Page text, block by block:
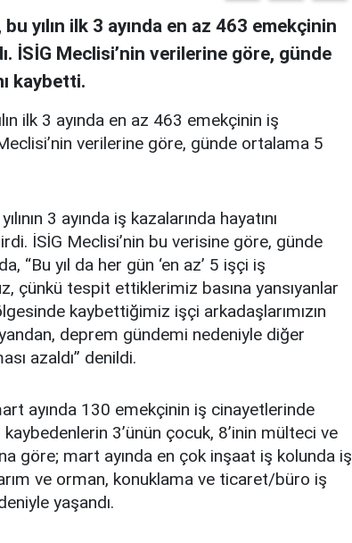
yılın ilk 3 ayında en az 463 emekçinin
İSİG Meclisi’nin verilerine göre, günde
kaybetti.
ilk 3 ayında en az 463 emekçinin iş
verilerine göre, günde ortalama 5
3 ayında iş kazalarında hayatını
İSİG Meclisi’nin bu verisine göre, günde
“Bu yıl da her gün ‘en az’ 5 işçi iş
çünkü tespit ettiklerimiz basına yansıyanlar
kaybettiğimiz işçi arkadaşlarımızın
deprem gündemi nedeniyle diğer
azaldı” denildi.
ayında 130 emekçinin iş cinayetlerinde
3’ünün çocuk, 8’inin mülteci ve
göre; mart ayında en çok inşaat iş kolunda iş
ve orman, konuklama ve ticaret/büro iş
yaşandı.